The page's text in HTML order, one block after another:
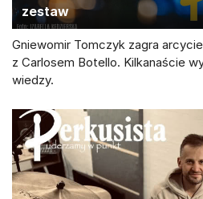
zestaw
Gniewomir Tomczyk zagra
z Carlosem Botello. Kilkanaście
wiedzy.